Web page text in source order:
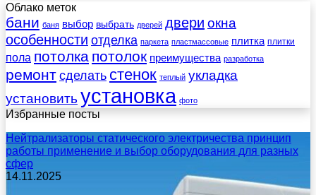
Облако меток
бани баня выбор выбрать дверей двери окна
особенности отделка паркета пластмассовые плитка плитки
пола потолка потолок преимущества разработка
ремонт сделать стенок теплый укладка
установить установка фото
Избранные посты
Нейтрализаторы статического электричества принцип
работы применение и выбор оборудования для разных
сфер
14.11.2025